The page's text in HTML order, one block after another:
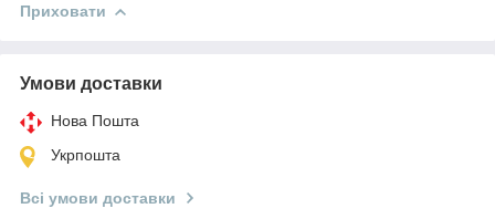
Приховати
Умови доставки
Нова Пошта
Укрпошта
Всі умови доставки